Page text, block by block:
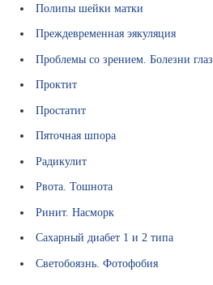
Полипы шейки матки
Преждевременная эякуляция
Проблемы со зрением. Болезни глаз
Проктит
Простатит
Пяточная шпора
Радикулит
Рвота. Тошнота
Ринит. Насморк
Сахарный диабет 1 и 2 типа
Светобоязнь. Фотофобия